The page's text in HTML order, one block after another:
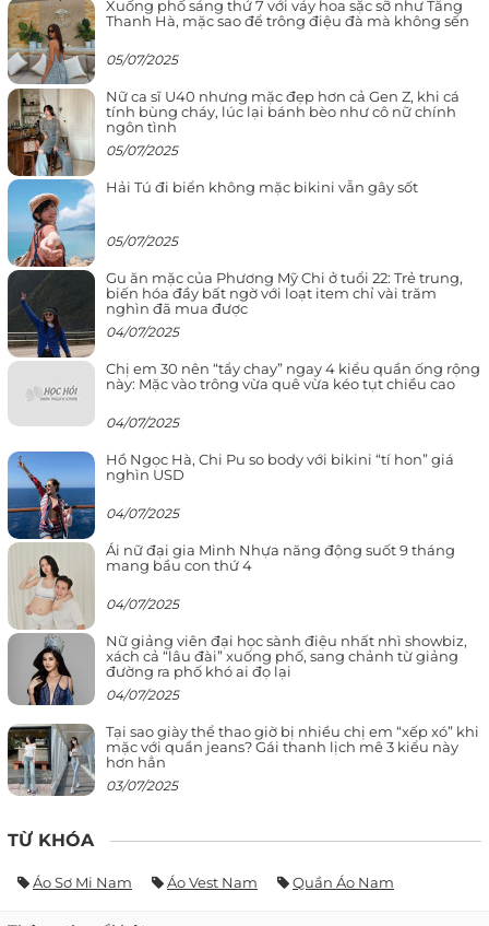
Xuống phố sáng thứ 7 với váy hoa sặc sỡ như Tăng
Thanh Hà, mặc sao để trông điệu đà mà không sến
05/07/2025
Nữ ca sĩ U40 nhưng mặc đẹp hơn cả Gen Z, khi cá
tính bùng cháy, lúc lại bánh bèo như cô nữ chính
ngôn tình
05/07/2025
Hải Tú đi biển không mặc bikini vẫn gây sốt
05/07/2025
Gu ăn mặc của Phương Mỹ Chi ở tuổi 22: Trẻ trung,
biến hóa đầy bất ngờ với loạt item chỉ vài trăm
nghìn đã mua được
04/07/2025
Chị em 30 nên “tẩy chay” ngay 4 kiểu quần ống rộng
này: Mặc vào trông vừa quê vừa kéo tụt chiều cao
04/07/2025
Hồ Ngọc Hà, Chi Pu so body với bikini “tí hon” giá
nghìn USD
04/07/2025
Ái nữ đại gia Minh Nhựa năng động suốt 9 tháng
mang bầu con thứ 4
04/07/2025
Nữ giảng viên đại học sành điệu nhất nhì showbiz,
xách cả “lâu đài” xuống phố, sang chảnh từ giảng
đường ra phố khó ai đọ lại
04/07/2025
Tại sao giày thể thao giờ bị nhiều chị em “xếp xó” khi
mặc với quần jeans? Gái thanh lịch mê 3 kiểu này
hơn hẳn
03/07/2025
TỪ KHÓA
Áo Sơ Mi Nam Áo Vest Nam Quần Áo Nam